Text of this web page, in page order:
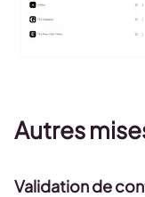
Autres
Validation de